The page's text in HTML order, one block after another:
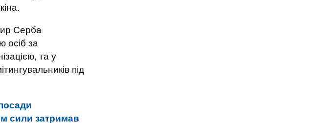
Серба
осіб за
та у
під
сили затримав